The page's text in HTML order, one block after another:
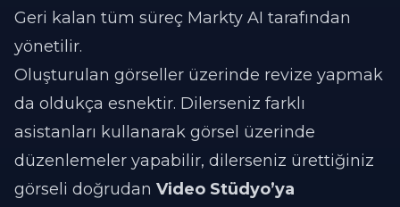
Geri kalan tüm süreç Markty AI tarafından
yönetilir.
Oluşturulan görseller üzerinde revize yapmak
da oldukça esnektir. Dilerseniz farklı
asistanları kullanarak görsel üzerinde
düzenlemeler yapabilir, dilerseniz ürettiğiniz
görseli doğrudan Video Stüdyo’ya